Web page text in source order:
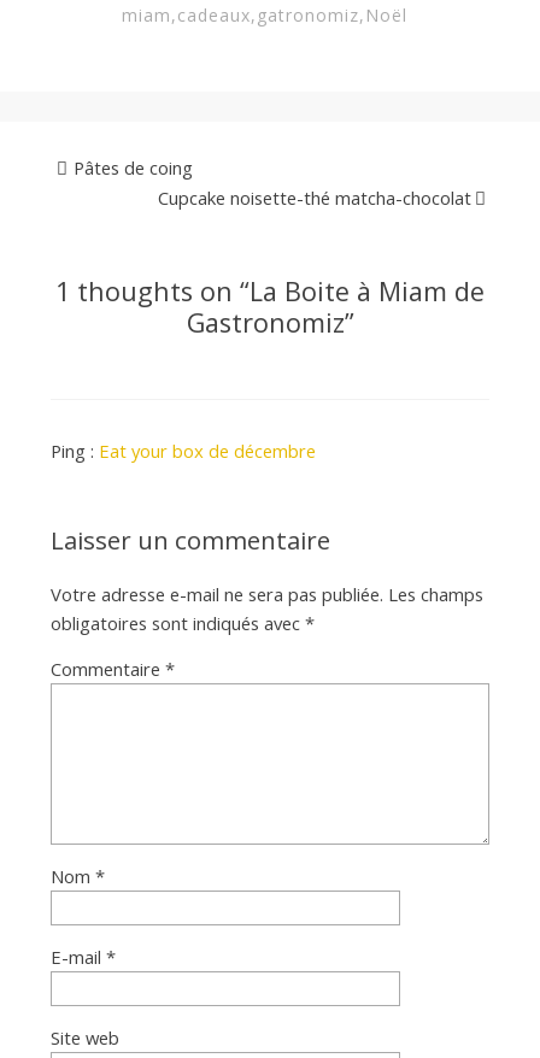
miam,cadeaux, gatronomiz, Noël
Pâtes de coing
Cupcake noisette-thé matcha-chocolat
1 thoughts on “La Boite à Miam de
Gastronomiz”
Ping : Eat your box de décembre
Laisser un commentaire
Votre adresse e-mail ne sera pas publiée. Les champs
obligatoires sont indiqués avec *
Commentaire *
Nom *
E-mail *
Site web